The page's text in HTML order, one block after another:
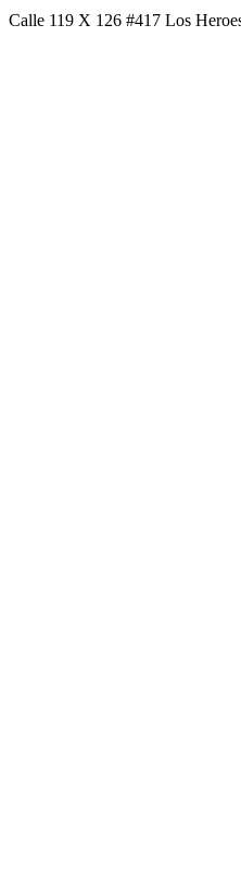
Calle 119 X 126 #417 Los